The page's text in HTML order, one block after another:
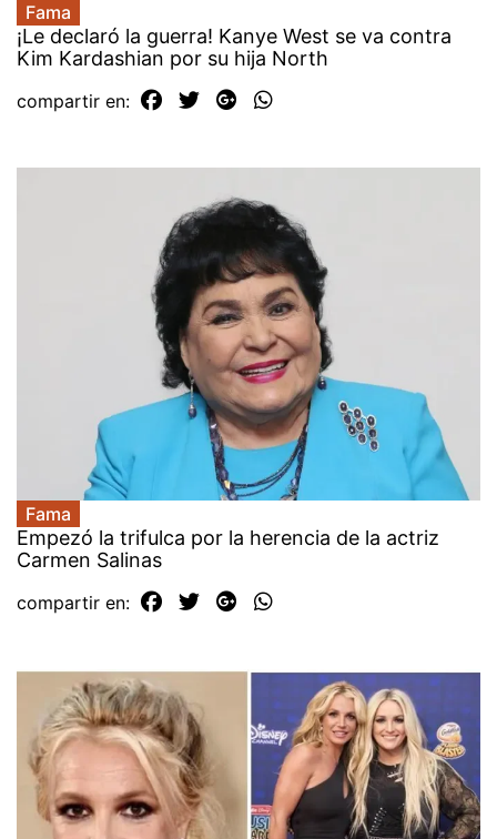
Fama
¡Le declaró la guerra! Kanye West se va contra
Kim Kardashian por su hija North
compartir en:
Fama
Empezó la trifulca por la herencia de la actriz
Carmen Salinas
compartir en: